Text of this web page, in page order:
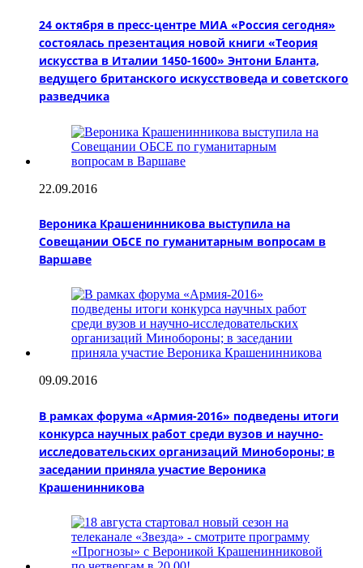
24 октября в пресс-центре МИА «Россия сегодня»
состоялась презентация новой книги «Теория
искусства в Италии 1450-1600» Энтони Бланта,
ведущего британского искусствоведа и советского
разведчика
22.09.2016
Вероника Крашенинникова выступила на
Совещании ОБСЕ по гуманитарным вопросам в
Варшаве
09.09.2016
В рамках форума «Армия-2016» подведены итоги
конкурса научных работ среди вузов и научно-
исследовательских организаций Минобороны; в
заседании приняла участие Вероника
Крашенинникова